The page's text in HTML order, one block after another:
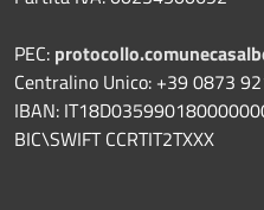
PEC:
Centralino Unico: +39 0873
IBAN:
BIC\SWIFT CCRTIT2TXXX